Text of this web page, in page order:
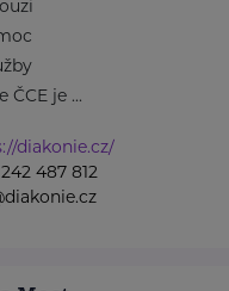
ČCE je ...
diakonie.cz/
487 812